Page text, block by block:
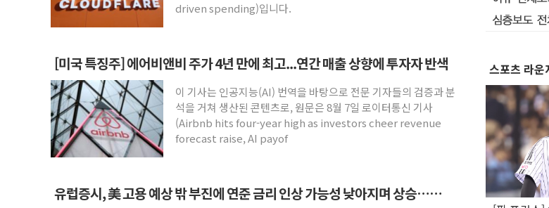
driven spending)입니다.
[미국 특징주] 에어비앤비 주가 4년 만에 최고...연간 매출 상향에 투자자 반색
이 기사는 인공지능(AI) 번역을 바탕으로 전문 기자들의 검증과 분
석을 거쳐 생산된 콘텐츠로, 원문은 8월 7일 로이터통신 기사
(Airbnb hits four-year high as investors cheer revenue
forecast raise, AI payof
유럽증시, 美 고용 예상 밖 부진에 연준 금리 인상 가능성 낮아지며 상승…
스포츠 라운